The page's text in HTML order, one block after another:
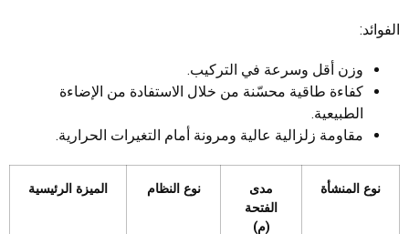
الفوائد:
وزن أقل وسرعة في التركيب.
كفاءة طاقية محسّنة من خلال الاستفادة من الإضاءة
الطبيعية.
مقاومة زلزالية عالية ومرونة أمام التغيرات الحرارية.
نوع المنشأة
مدى
الفتحة
(م)
نوع النظام الميزة الرئيسية